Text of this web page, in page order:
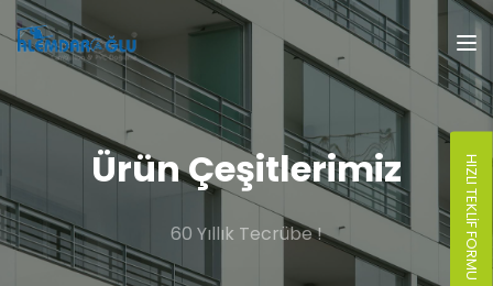
Ürün Çeşitlerimiz
60 Yıllık Tecrübe ! HIZLI TEKLIF FORMU